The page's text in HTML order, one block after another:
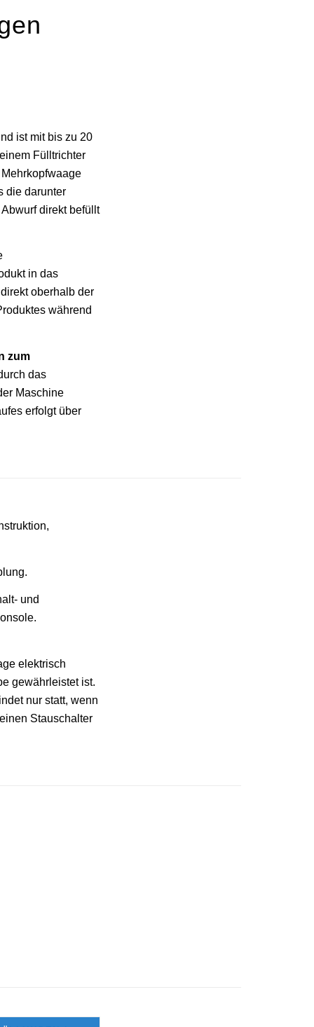
ist mit bis zu 20
Fülltrichter
die darunter
direkt befüllt
in das
oberhalb der
während
zum
das
Maschine
erfolgt über
und
elektrisch
gewährleistet ist.
nur statt, wenn
Stauschalter